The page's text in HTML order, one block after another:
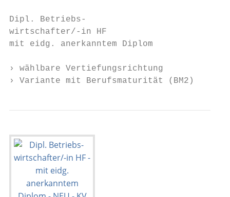
Dipl. Betriebs-
wirtschafter/-in HF
mit eidg. anerkanntem Diplom
› wählbare Vertiefungsrichtung
› Variante mit Berufsmaturität (BM2)